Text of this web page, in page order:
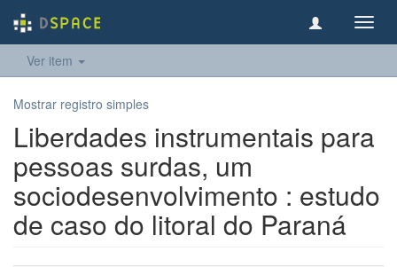
Ver item
Mostrar registro simples
Liberdades instrumentais para
pessoas surdas, um
sociodesenvolvimento : estudo
de caso do litoral do Paraná